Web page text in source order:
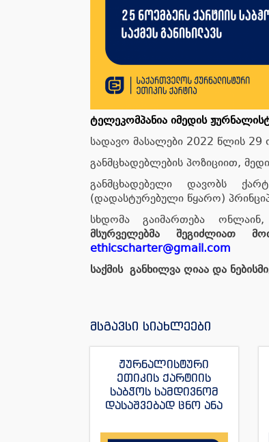
ტელეკომპანია იმედის
სადავო მასალები 2022 წლის 29
განმცხადებლების პოზიციით,
განმცხადებელი დავობს
(დადასტურებული წყარო)
სხდომა გაიმართება
მსურველებმა შეგიძლიათ
ethicscharter@gmail.com
საქმის განხილვა ღიაა და
მსგავსი სიახლეები
ჟურნალისტური
ეთიკის ქარტიის
საბჭოს სამდივნომ
დასაშვებად ცნო ანა
განცხადება “ტვ